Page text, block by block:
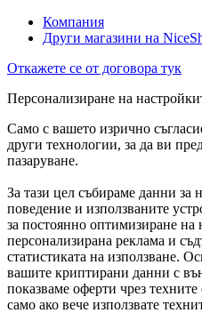
Компания
Други магазини на
Откажете се от договора тук
Персонализиране на
Само с вашето изрично
други технологии, за да ви
пазаруване.
За тази цел събираме данни за
поведение и използваните
за постоянно оптимизиране на
персонализирана реклама и
статистиката на използване.
вашите криптирани данни с
показваме оферти чрез
само ако вече използвате